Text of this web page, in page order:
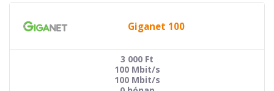
Giganet 100
3 000 Ft
100 Mbit/s
100 Mbit/s